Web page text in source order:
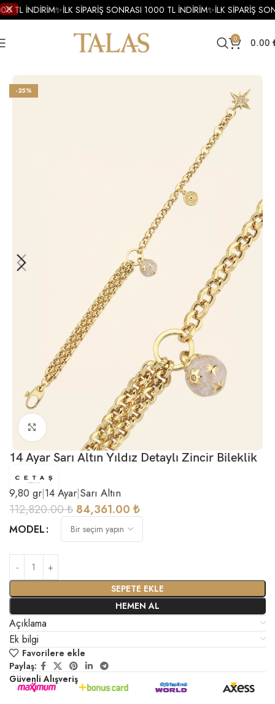
0 0.00
Altın Bileklik Altın Mineli Bileklik
-25%
Büyütmek için tıklayın
14 Ayar Sarı Altın Yıldız Detaylı Zincir Bileklik
9,80 gr|14 Ayar|Sarı Altın
112,820.00₺ 84,361.00 ₺
MODEL
SEPETE EKLE
HEMEN AL
Açıklama
Ek bilgi
Favorilere ekle
Paylaş:
Güvenli Alışveriş
TL İNDİRİM✨İLK SİPARİŞ SONRASI 1000 TL İNDİRİM✨İLK SİPARİŞ